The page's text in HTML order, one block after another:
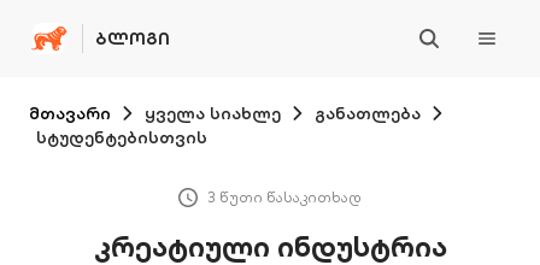
ᲑᲚᲝᲒᲘ
მთავარი ყველა სიახლე
განათლება
სტუდენტებისთვის
3 წუთი წასაკითხად
კრეატიული ინდუსტრია